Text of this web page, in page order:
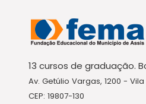
13 cursos de graduação.
Av. Getúlio Vargas, 1200 -
CEP: 19807-130